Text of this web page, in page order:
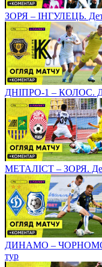
ЗОРЯ – ІНГУЛЕЦЬ.
ДНІПРО-1 – КОЛОС.
МЕТАЛІСТ – ЗОРЯ.
ДИНАМО –
тур